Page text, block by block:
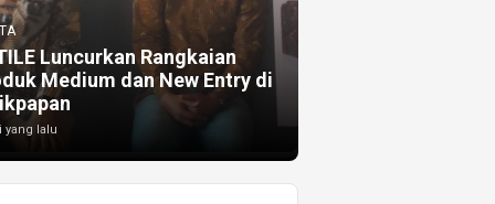
Luncurkan Rangkaian
Medium dan New Entry di
yang lalu